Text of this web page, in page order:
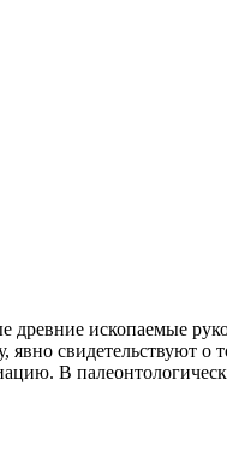
древние ископаемые
свидетельствуют о
В